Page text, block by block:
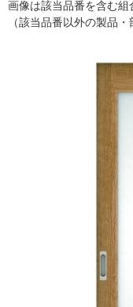
画像は該当品番を含む組
（該当品番以外の製品